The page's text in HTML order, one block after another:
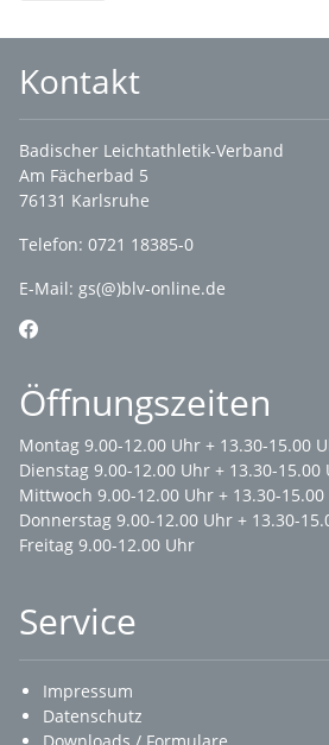
Kontakt
Badischer Leichtathletik-Verband
Am Fächerbad 5
76131 Karlsruhe
Telefon: 0721 18385-0
E-Mail: gs(@)blv-online.de
Öffnungszeiten
Montag 9.00-12.00 Uhr + 13.30-15.00
Dienstag 9.00-12.00 Uhr + 13.30-15.00
Mittwoch 9.00-12.00 Uhr + 13.30-
Donnerstag 9.00-12.00 Uhr + 13.30-
Freitag 9.00-12.00 Uhr
Service
Impressum
Datenschutz